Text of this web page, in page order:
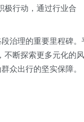
极行动，通过行业合
治理的重要里程碑。
不断探索更多元化的风
众出行的坚实保障。